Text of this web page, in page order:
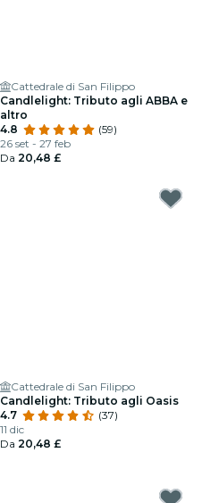
Cattedrale di San Filippo
Candlelight: Tributo agli ABBA e
altro
4.8
(59)
26 set - 27 feb
Da 20,48 £
Cattedrale di San Filippo
Candlelight: Tributo agli Oasis
4.7
(37)
11 dic
Da 20,48 £